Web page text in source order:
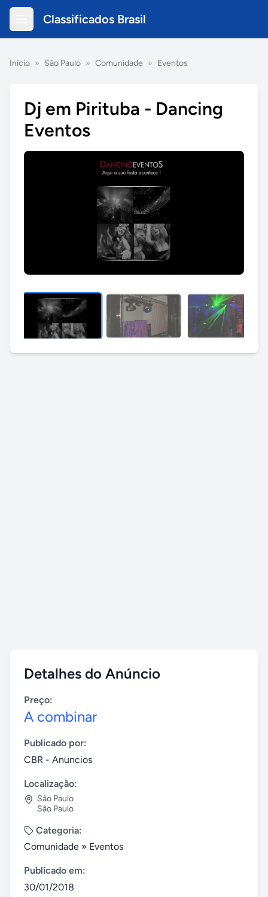
Classificados Brasil
Início » São Paulo » Comunidade » Eventos
Dj em Pirituba - Dancing
Eventos
Detalhes do Anúncio
Preço:
A combinar
Publicado por:
CBR - Anuncios
Localização:
São Paulo
São Paulo
Categoria:
Comunidade » Eventos
Publicado em:
30/01/2018